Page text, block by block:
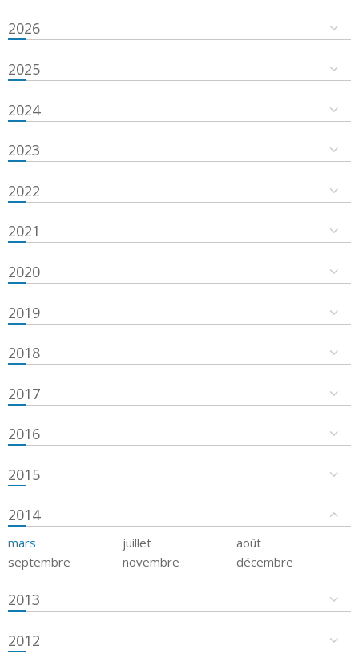
2026
2025
2024
2023
2022
2021
2020
2019
2018
2017
2016
2015
2014
mars juillet
août
septembre
novembre décembre
2013
2012